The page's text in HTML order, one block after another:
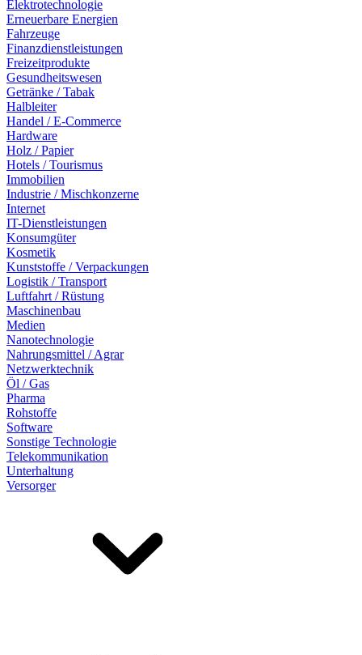
Elektrotechnologie
Erneuerbare Energien
Fahrzeuge
Finanzdienstleistungen
Freizeitprodukte
Gesundheitswesen
Getränke / Tabak
Halbleiter
Handel / E-Commerce
Hardware
Holz / Papier
Hotels / Tourismus
Immobilien
Industrie / Mischkonzerne
Internet
IT-Dienstleistungen
Konsumgüter
Kosmetik
Kunststoffe / Verpackungen
Logistik / Transport
Luftfahrt / Rüstung
Maschinenbau
Medien
Nanotechnologie
Nahrungsmittel / Agrar
Netzwerktechnik
Öl / Gas
Pharma
Rohstoffe
Software
Sonstige Technologie
Telekommunikation
Unterhaltung
Versorger